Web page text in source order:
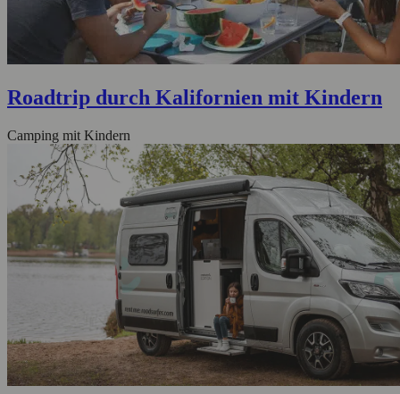
Roadtrip durch Kalifornien mit Kindern
Camping mit Kindern